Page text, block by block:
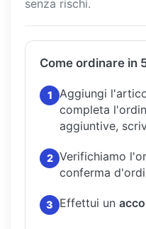
senza rischi.
Come ordinare in
1
Aggiungi
completa
aggiuntive,
2 Verifichiamo
conferma
3 Effettui un